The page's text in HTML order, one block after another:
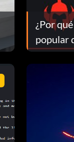
¿Por
popular